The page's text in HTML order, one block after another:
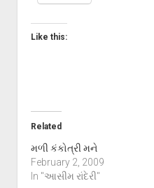
Like this:
Related
મળી કંકોત્રી મને
February 2, 2009
In "આસીમ રાંદેરી"